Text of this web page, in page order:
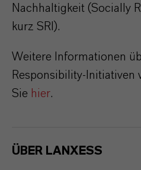
Nachhaltigkeit (Socially
kurz SRI).
Weitere Informationen
Responsibility-Initiativen
Sie hier.
ÜBER LANXESS